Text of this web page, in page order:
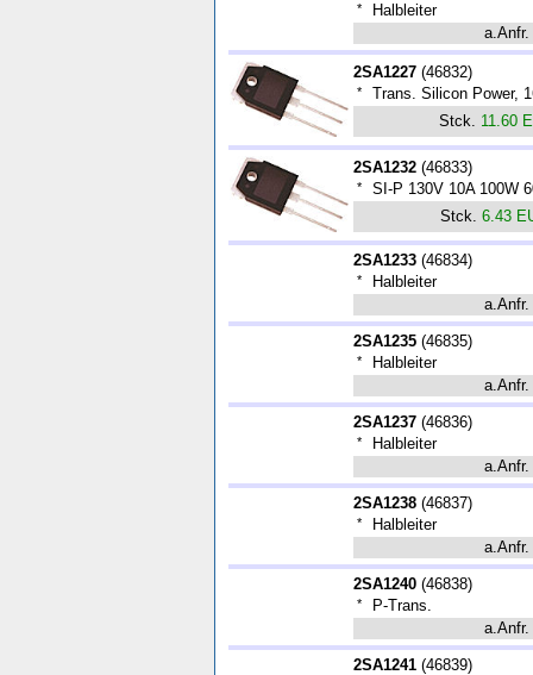
*
Halbleiter
a.Anfr.
2SA1227 (46832)
*
Trans. Silicon Power,
Stck. 11.60
2SA1232 (46833)
*
SI-P 130V 10A 100W
Stck. 6.43
2SA1233 (46834)
*
Halbleiter
a.Anfr.
2SA1235 (46835)
*
Halbleiter
a.Anfr.
2SA1237 (46836)
*
Halbleiter
a.Anfr.
2SA1238 (46837)
*
Halbleiter
a.Anfr.
2SA1240 (46838)
*
P-Trans.
a.Anfr.
2SA1241 (46839)